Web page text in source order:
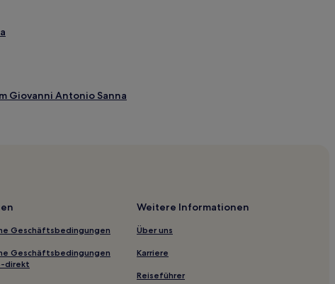
Giovanni Antonio Sanna
Geschäftsbedingungen
Geschäftsbedingungen
direkt
Weitere Informationen
Über uns
Karriere
Reiseführer